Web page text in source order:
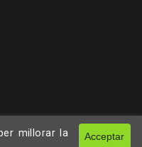
Acceptar
millorar la